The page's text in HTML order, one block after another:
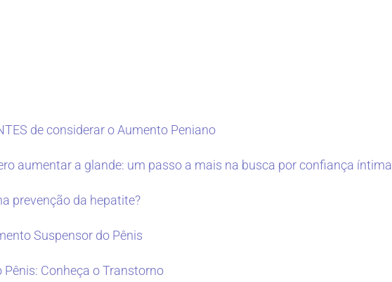
de considerar o Aumento Peniano
aumentar a glande: um passo a mais na busca por confiança íntima
prevenção da hepatite?
Suspensor do Pênis
Conheça o Transtorno